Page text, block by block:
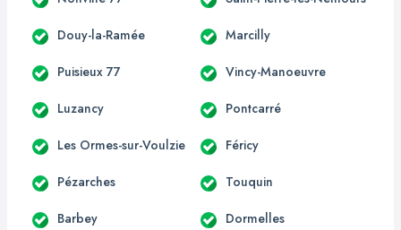
Douy-la-Ramée Marcilly
Puisieux 77 Vincy-Manoeuvre
Luzancy Pontcarré
Les Ormes-sur-Voulzie Féricy
Pézarches Touquin
Barbey Dormelles